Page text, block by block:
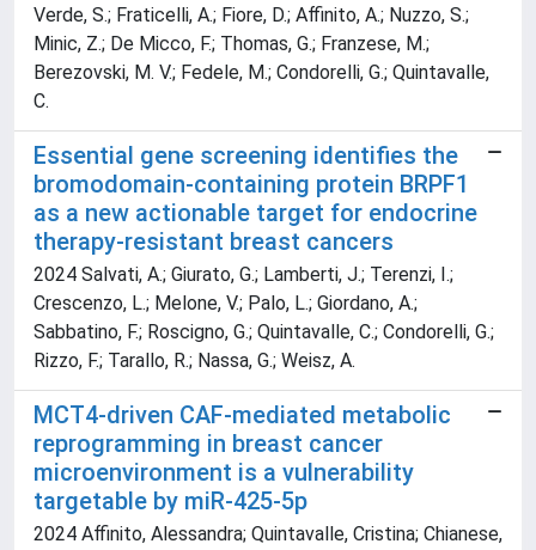
Verde, S.; Fraticelli, A.; Fiore, D.; Affinito, A.; Nuzzo, S.;
Minic, Z.; De Micco, F.; Thomas, G.; Franzese, M.;
Berezovski, M. V.; Fedele, M.; Condorelli, G.; Quintavalle,
C.
Essential gene screening identifies the
bromodomain-containing protein BRPF1
as a new actionable target for endocrine
therapy-resistant breast cancers
2024 Salvati, A.; Giurato, G.; Lamberti, J.; Terenzi, I.;
Crescenzo, L.; Melone, V.; Palo, L.; Giordano, A.;
Sabbatino, F.; Roscigno, G.; Quintavalle, C.; Condorelli, G.;
Rizzo, F.; Tarallo, R.; Nassa, G.; Weisz, A.
MCT4-driven CAF-mediated metabolic
reprogramming in breast cancer
microenvironment is a vulnerability
targetable by miR-425-5p
2024 Affinito, Alessandra; Quintavalle, Cristina; Chianese,